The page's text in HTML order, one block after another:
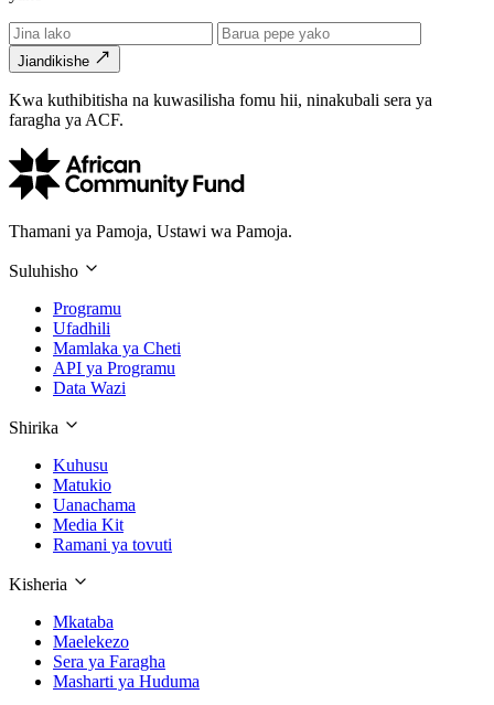
Jiandikishe
Kwa kuthibitisha na kuwasilisha fomu hii, ninakubali sera ya
faragha ya ACF.
Thamani ya Pamoja, Ustawi wa Pamoja.
Suluhisho
Programu
Ufadhili
Mamlaka ya Cheti
API ya Programu
Data Wazi
Shirika
Kuhusu
Matukio
Uanachama
Media Kit
Ramani ya tovuti
Kisheria
Mkataba
Maelekezo
Sera ya Faragha
Masharti ya Huduma